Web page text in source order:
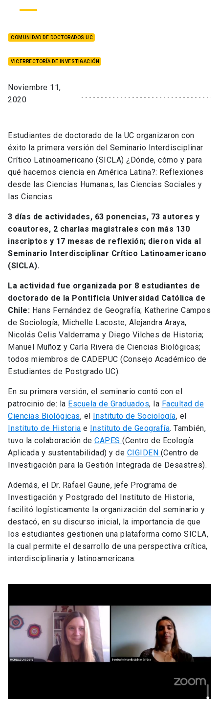
COMUNIDAD DE DOCTORADOS UC
VICERRECTORÍA DE INVESTIGACIÓN
Noviembre 11,
2020
Estudiantes de doctorado de la UC organizaron con
éxito la primera versión del Seminario Interdisciplinar
Crítico Latinoamericano (SICLA) ¿Dónde, cómo y para
qué hacemos ciencia en América Latina?: Reflexiones
desde las Ciencias Humanas, las Ciencias Sociales y
las Ciencias.
3 días de actividades, 63 ponencias, 73 autores y
coautores, 2 charlas magistrales con más 130
inscriptos y 17 mesas de reflexión; dieron vida al
Seminario Interdisciplinar Crítico Latinoamericano
(SICLA).
La actividad fue organizada por 8 estudiantes de
doctorado de la Pontificia Universidad Católica de
Chile: Hans Fernández de Geografía; Katherine Campos
de Sociología; Michelle Lacoste, Alejandra Araya,
Nicolás Celis Valderrama y Diego Vilches de Historia;
Manuel Muñoz y Carla Rivera de Ciencias Biológicas;
todos miembros de CADEPUC (Consejo Académico de
Estudiantes de Postgrado UC).
En su primera versión, el seminario contó con el
patrocinio de: la Escuela de Graduados, la Facultad de
Ciencias Biológicas, el Instituto de Sociología, el
Instituto de Historia e Instituto de Geografía. También,
tuvo la colaboración de CAPES (Centro de Ecología
Aplicada y sustentabilidad) y de CIGIDEN (Centro de
Investigación para la Gestión Integrada de Desastres).
Además, el Dr. Rafael Gaune, jefe Programa de
Investigación y Postgrado del Instituto de Historia,
facilitó logísticamente la organización del seminario y
destacó, en su discurso inicial, la importancia de que
los estudiantes gestionen una plataforma como SICLA,
la cual permite el desarrollo de una perspectiva crítica,
interdisciplinaria y latinoamericana.